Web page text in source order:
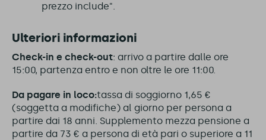
prezzo include".
Ulteriori informazioni
Check-in e check-out: arrivo a partire dalle ore
15:00, partenza entro e non oltre le ore 11:00.
Da pagare in loco:tassa di soggiorno 1,65 €
(soggetta a modifiche) al giorno per persona a
partire dai 18 anni. Supplemento mezza pensione a
partire da 73 € a persona di età pari o superiore a 11